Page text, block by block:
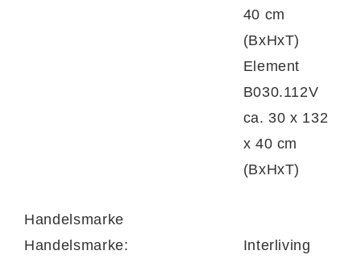
Ein TV-Lowboard (Typ LT135.642) bietet mit
zwei Türen, zwei höhenverstellbaren
Holzböden und zwei Schubladen mit Soft-
Close-Funktion viel Platz für Technik und
Zubehör. Maße: ca. 135 x 55 x 45 cm
40 cm
(BxHxT)
Element
B030.112V
ca. 30 x 132
x 40 cm
(BxHxT)
Handelsmarke
Handelsmarke:
Interliving